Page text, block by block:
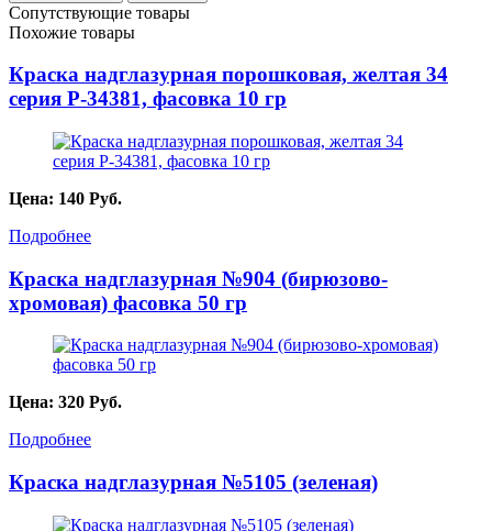
Сопутствующие товары
Похожие товары
Краска надглазурная порошковая, желтая 34
серия P-34381, фасовка 10 гр
Цена: 140 Руб.
Подробнее
Краска надглазурная №904 (бирюзово-
хромовая) фасовка 50 гр
Цена: 320 Руб.
Подробнее
Краска надглазурная №5105 (зеленая)